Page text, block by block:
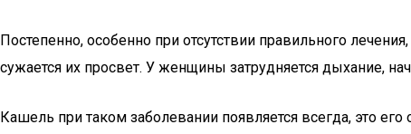
Постепенно, особенно при отсутствии правильного
сужается их просвет. У женщины затрудняется дыхание,
Кашель при таком заболевании появляется всегда, это